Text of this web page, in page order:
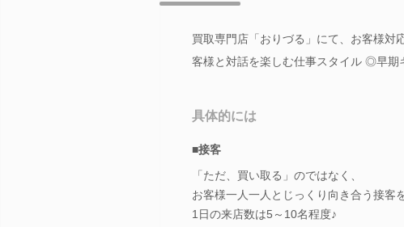
買取専門店「おりづる」にて、お客様
客様と対話を楽しむ仕事スタイル ◎早期
具体的には
■接客
「ただ、買い取る」のではなく、
お客様一人一人とじっくり向き合う接客
1日の来店数は5～10名程度♪